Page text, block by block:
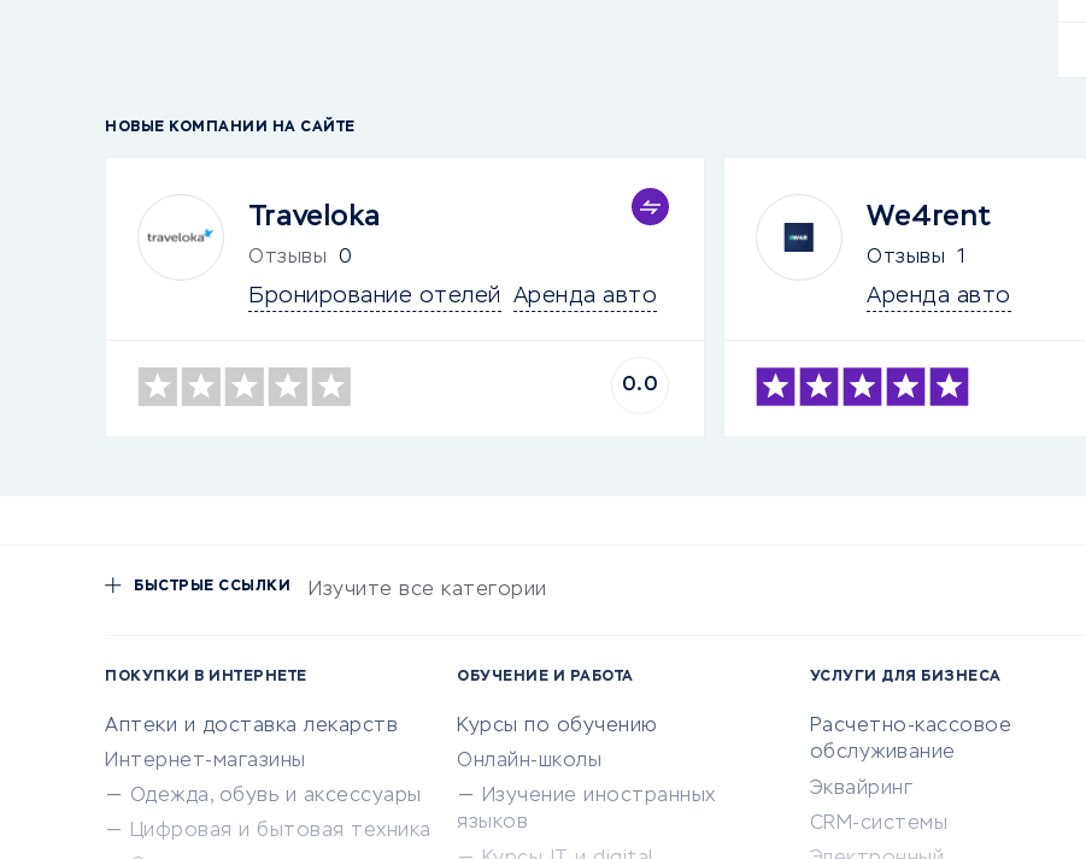
НОВЫЕ КОМПАНИИ НА САЙТЕ
Traveloka
Отзывы 0
Бронирование отелей Аренда авто
0.0
We4rent
Отзывы 1
Аренда авто
БЫСТРЫЕ ССЫЛКИ Изучите все категории
ПОКУПКИ В ИНТЕРНЕТЕ
Аптеки и доставка лекарств
Интернет-магазины
Одежда, обувь и аксессуары
Цифровая и бытовая техника
ОБУЧЕНИЕ И РАБОТА
Курсы по обучению
Онлайн-школы
Изучение иностранных
языков
УСЛУГИ ДЛЯ БИЗНЕСА
Расчетно-кассовое
обслуживание
Эквайринг
CRM-системы